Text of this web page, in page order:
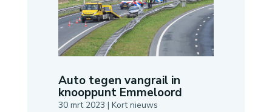
Auto tegen vangrail in
knooppunt Emmeloord
30 mrt 2023 | Kort nieuws